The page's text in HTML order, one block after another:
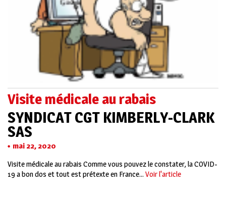
Visite médicale au rabais
SYNDICAT CGT KIMBERLY-CLARK
SAS
mai 22, 2020
Visite médicale au rabais Comme vous pouvez le constater, la COVID-
19 a bon dos et tout est prétexte en France... Voir l'article